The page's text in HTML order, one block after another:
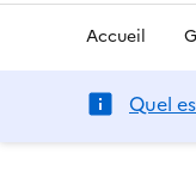
Accueil
Quel